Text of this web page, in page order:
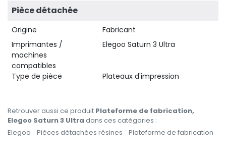
Pièce détachée
Origine
Fabricant
Imprimantes /
machines
compatibles
Elegoo Saturn 3 Ultra
Type de pièce Plateaux d'impression
Retrouver aussi ce produit Plateforme de fabrication,
Elegoo Saturn 3 Ultra dans ces catégories :
Elegoo
Pièces détachées résines Plateforme de fabrication